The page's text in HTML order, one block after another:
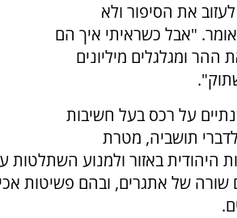
את הסיפור ולא
"אבל כשראיתי איך הם
ומגלגלים מיליונים
על רכס בעל חשיבות
תושביה, מטרת
היהודית באזור ולמנוע
של אתגרים, ובהם פשיטות